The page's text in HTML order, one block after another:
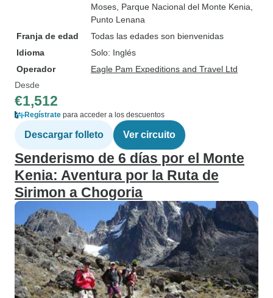
Moses , Parque Nacional del Monte Kenia
Punto Lenana
Franja de edad
Todas las edades son bienvenidas
Idioma
Solo: Inglés
Operador
Eagle Pam Expeditions and Travel Ltd
Desde
€1,512
Regístrate para acceder a los descuentos
Descargar folleto Ver circuito
Senderismo de 6 días por el Monte
Kenia: Aventura por la Ruta de
Sirimon a Chogoria